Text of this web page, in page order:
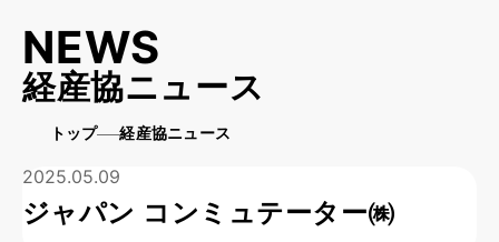
NEWS
経産協ニュース
トップ 経産協ニュース
2025.05.09
ジャパン コンミュテーター㈱